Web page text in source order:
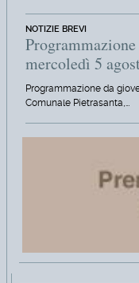
NOTIZIE BREVI
mercoledì 5
Programmazione da
Comunale Pietrasanta,…